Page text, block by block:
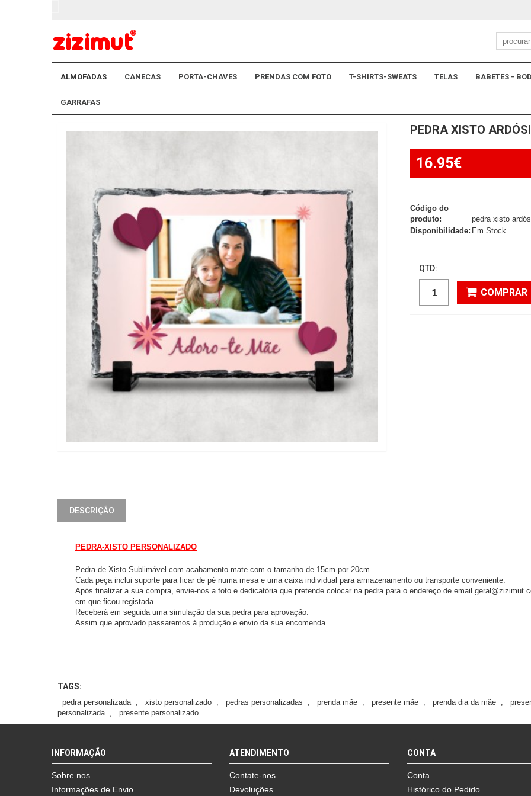
ALMOFADAS CANECAS PORTA-CHAVES PRENDAS COM FOTO T-SHIRTS-SWEATS TELAS BABETES -
GARRAFAS
PEDRA XISTO
16.95€
Código do
produto:
pedra xisto
Disponibilidade:Em Stock
QTD:
COMPRAR
DESCRIÇÃO
PEDRA-XISTO PERSONALIZADO
Pedra de Xisto Sublimável com acabamento mate com o tamanho de 15cm por 20cm.
Cada peça inclui suporte para ficar de pé numa mesa e uma caixa individual para armazenamento ou transporte conveniente.
Após finalizar a sua compra, envie-nos a foto e dedicatória que pretende colocar na pedra para o endereço de email
em que ficou registada.
Receberá em seguida uma simulação da sua pedra para aprovação.
Assim que aprovado passaremos à produção e envio da sua encomenda.
TAGS:
pedra personalizada , xisto personalizado , pedras personalizadas , prenda mãe , presente mãe , prenda dia da mãe ,
personalizada , presente personalizado
INFORMAÇÃO
Sobre nos
Informações de Envio
ATENDIMENTO
Contate-nos
Devoluções
CONTA
Conta
Histórico do Pedido